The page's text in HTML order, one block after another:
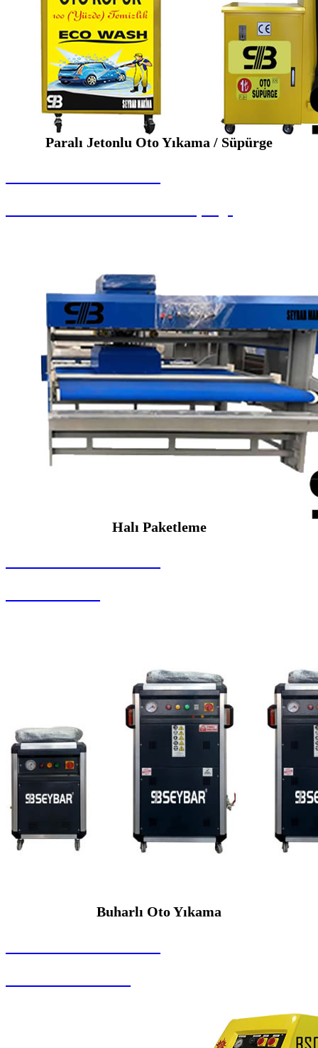
Paralı Jetonlu Oto Yıkama / Süpürge
Halı Paketleme
Buharlı Oto Yıkama